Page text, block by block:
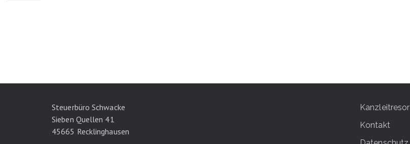
Steuerbüro Schwacke
Sieben Quellen 41
45665 Recklinghausen
Kanzleitresor
Kontakt